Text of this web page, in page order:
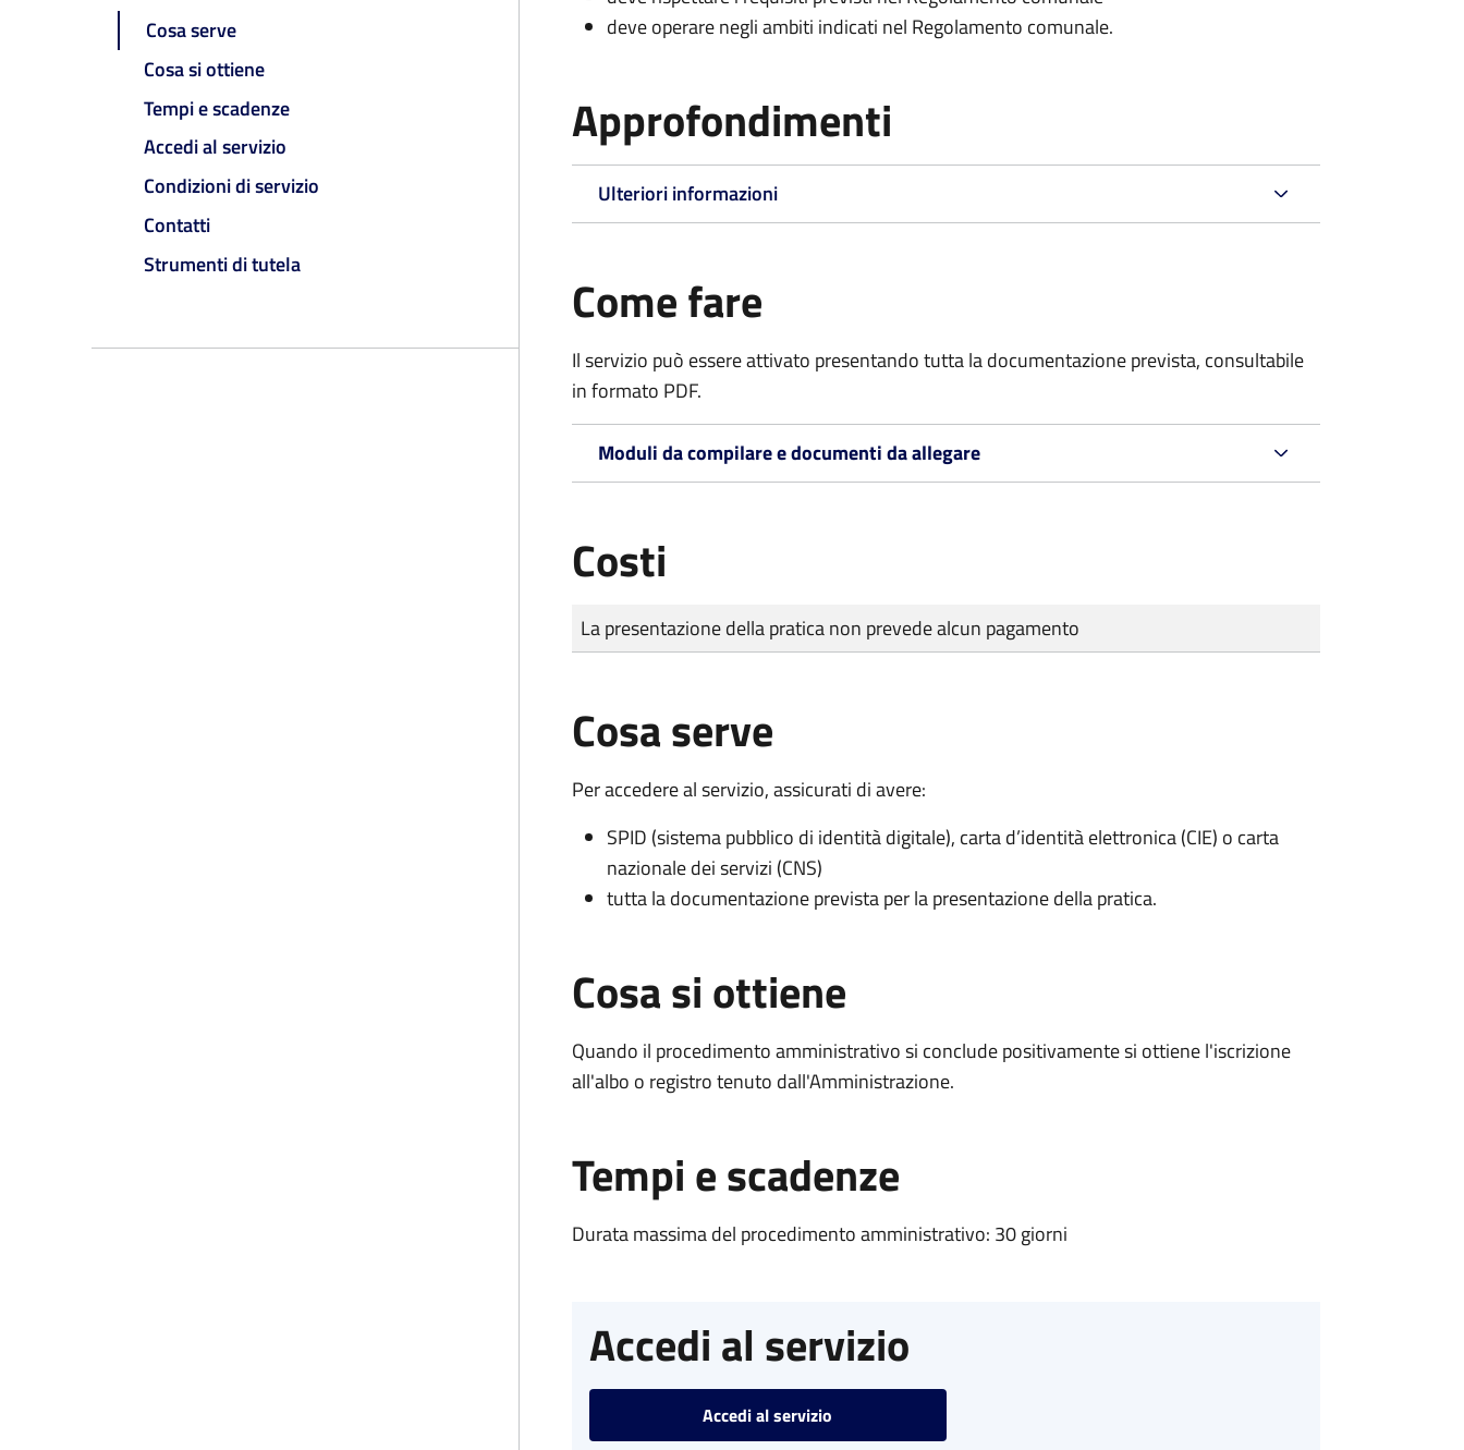
Cosa serve
Cosa si ottiene
Tempi e scadenze
Accedi al servizio
Condizioni di servizio
Contatti
Strumenti di tutela
deve operare negli ambiti indicati nel Regolamento comunale.
Approfondimenti
Ulteriori informazioni
Come fare
Il servizio può essere attivato presentando tutta la documentazione prevista, consultabile
in formato PDF.
Moduli da compilare e documenti da allegare
Costi
Tipo di pagamento
Importo
La presentazione della pratica non prevede alcun pagamento
Cosa serve
Per accedere al servizio, assicurati di avere:
SPID (sistema pubblico di identità digitale), carta d’identità elettronica (CIE) o carta
nazionale dei servizi (CNS)
tutta la documentazione prevista per la presentazione della pratica.
Cosa si ottiene
Quando il procedimento amministrativo si conclude positivamente si ottiene l'iscrizione
all'albo o registro tenuto dall'Amministrazione.
Tempi e scadenze
Durata massima del procedimento amministrativo: 30 giorni
Accedi al servizio
Accedi al servizio